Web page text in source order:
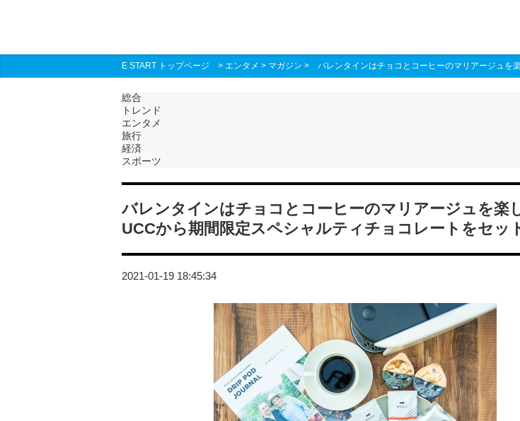
E START トップページ > エンタメ > マガジン > バレンタインはチョコとコーヒーのマリアージュを
総合
トレンド
エンタメ
旅行
経済
スポーツ
バレンタインはチョコとコーヒーのマリアージュを楽
UCCから期間限定スペシャルティチョコレートをセッ
2021-01-19 18:45:34